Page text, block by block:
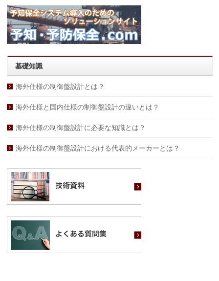
基礎知識
海外仕様の制御盤設計とは？
海外仕様と国内仕様の制御盤設計の違いとは？
海外仕様の制御盤設計に必要な知識とは？
海外仕様の制御盤設計における代表的メーカーとは？